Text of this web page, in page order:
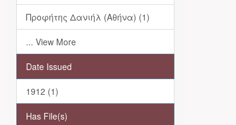
Προφήτης Δανιήλ (Αθήνα) (1)
... View More
Date Issued
1912 (1)
Has File(s)